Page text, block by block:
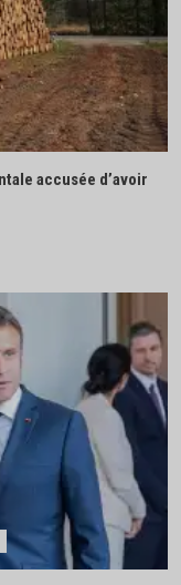
accusée d’avoir